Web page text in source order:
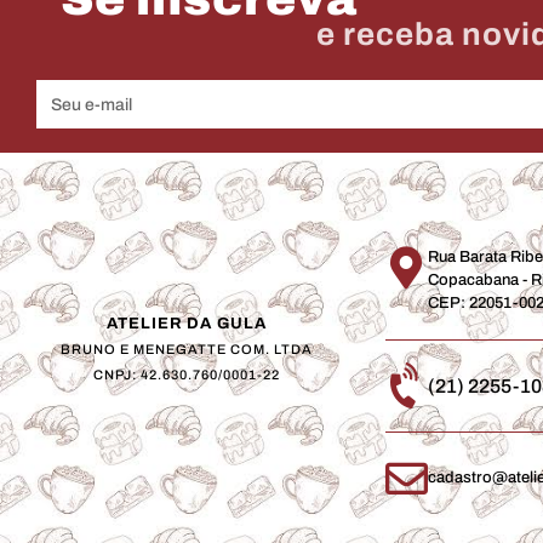
e receba
ATELIER DA GULA
BRUNO E MENEGATTE COM. LTDA
CNPJ: 42.630.760/0001-22
Rua Barata
Copacabana -
CEP: 22051-002
(21) 2255-